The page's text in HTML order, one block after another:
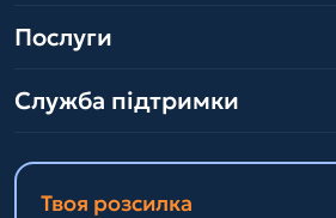
Послуги
Служба підтримки
Твоя розсилка